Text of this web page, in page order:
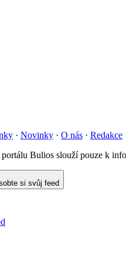
· Novinky · O nás · Redakce
portálu Bulios slouží pouze k
si svůj feed